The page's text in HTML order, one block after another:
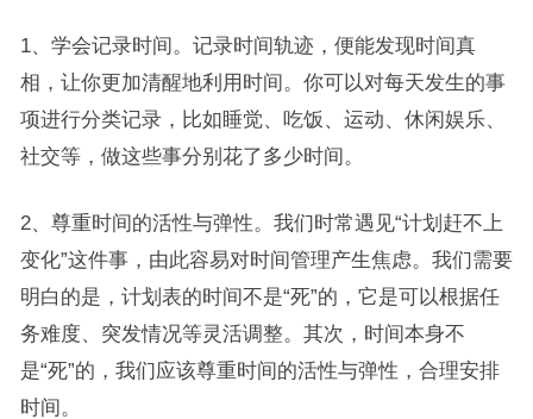
1、学会记录时间。记录时间轨迹，便能发现时间真
相，让你更加清醒地利用时间。你可以对每天发生的事
项进行分类记录，比如睡觉、吃饭、运动、休闲娱乐、
社交等，做这些事分别花了多少时间。
2、尊重时间的活性与弹性。我们时常遇见“计划赶不上
变化”这件事，由此容易对时间管理产生焦虑。我们需要
明白的是，计划表的时间不是“死”的，它是可以根据任
务难度、突发情况等灵活调整。其次，时间本身不
是“死”的，我们应该尊重时间的活性与弹性，合理安排
时间。